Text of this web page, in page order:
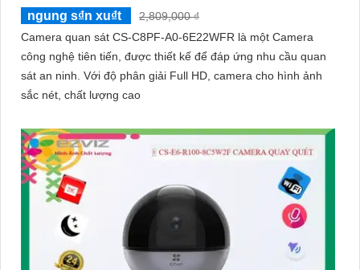
ngung s₫n xu₫t
2,809,000 ₫
Camera quan sát CS-C8PF-A0-6E22WFR là một Camera
công nghệ tiên tiến, được thiết kế để đáp ứng nhu cầu quan
sát an ninh. Với độ phân giải Full HD, camera cho hình ảnh
sắc nét, chất lượng cao